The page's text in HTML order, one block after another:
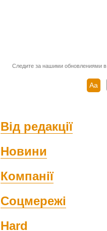
Следите за нашими обновлениями в
Aa
Від редакції
Новини
Компанії
Соцмережі
Hard